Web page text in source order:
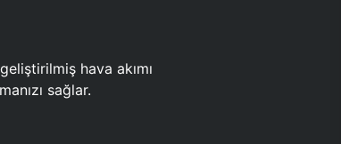
hava akımı
sağlar.